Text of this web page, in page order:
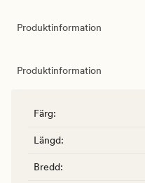
Produktinformation
Produktinformation
Färg:
Längd:
Bredd: